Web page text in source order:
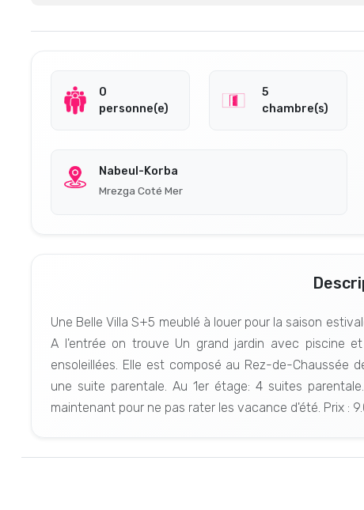
0
personne(e)
5
chambre(s)
Nabeul-Korba
Mrezga Coté Mer
Une Belle Villa S+5 meublé à louer pour la saison
A l'entrée on trouve Un grand jardin avec piscine
ensoleillées. Elle est composé au Rez-de-Chaussée
une suite parentale. Au 1er étage: 4 suites
maintenant pour ne pas rater les vacance d'été. Prix :